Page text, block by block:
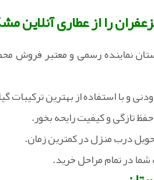
را از عطاری آنلاین
نماینده رسمی و معتبر فروش
و با استفاده از بهترین ترکیبات
تازگی و کیفیت رایحه بخور.
درب منزل در کمترین زمان.
در تمام مراحل خرید.